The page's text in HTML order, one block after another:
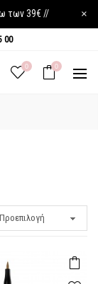
των 39€ // ×
00
0 0